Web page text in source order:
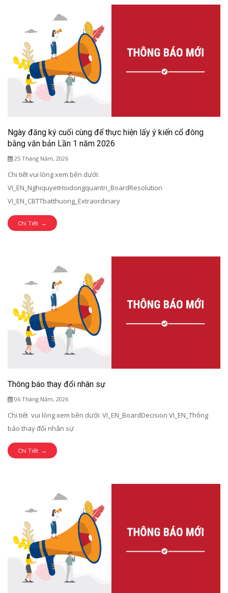
Ngày đăng ký cuối cùng để thực hiện lấy ý kiến cổ đông
bằng văn bản Lần 1 năm 2026
25 Tháng Năm, 2026
Chi tiết vui lòng xem bên dưới:
VI_EN_NghiquyetHoidongquantri_BoardResolution
VI_EN_CBTTbatthuong_Extraordinary
Chi Tiết →
Thông báo thay đổi nhân sự
06 Tháng Năm, 2026
Chi tiết vui lòng xem bên dưới: VI_EN_BoardDecision VI_EN_Thông
báo thay đổi nhân sự
Chi Tiết →